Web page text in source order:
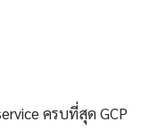
ครบที่สุด GCP